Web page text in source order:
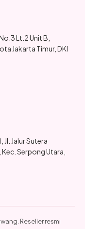
Lt.2 Unit B,
Jakarta Timur, DKI
Jalur Sutera
Serpong Utara,
Reseller resmi